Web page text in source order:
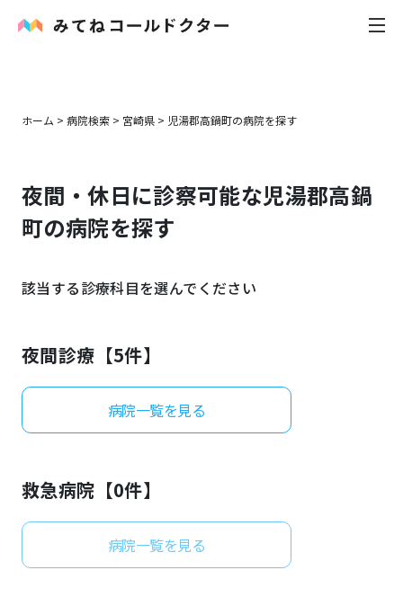
花粉症
感染症
お知らせ
よくあるご質問
ホーム > 病院検索 > 宮崎県 > 児湯郡高鍋町の病院を探す
夜間・休日に診察可能な児湯郡高鍋
町の病院を探す
該当する診療科目を選んでください
夜間診療【5件】
病院一覧を見る
救急病院【0件】
病院一覧を見る